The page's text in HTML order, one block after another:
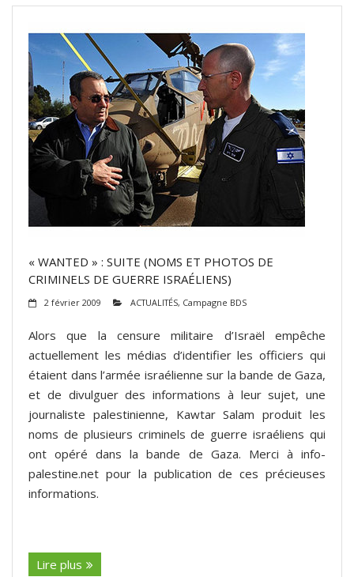
« WANTED » : SUITE (NOMS ET PHOTOS DE
CRIMINELS DE GUERRE ISRAÉLIENS)
2 février 2009 ACTUALITÉS, Campagne BDS
Alors que la censure militaire d’Israël empêche
actuellement les médias d’identifier les officiers qui
étaient dans l’armée israélienne sur la bande de Gaza,
et de divulguer des informations à leur sujet, une
journaliste palestinienne, Kawtar Salam produit les
noms de plusieurs criminels de guerre israéliens qui
ont opéré dans la bande de Gaza. Merci à info-
palestine.net pour la publication de ces précieuses
informations.
Lire plus